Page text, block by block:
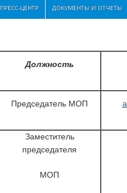
ПРЕСС-ЦЕНТР ДОКУМЕНТЫ И ОТЧЕТЫ
Должность
Председатель МОП
Заместитель
председателя
МОП